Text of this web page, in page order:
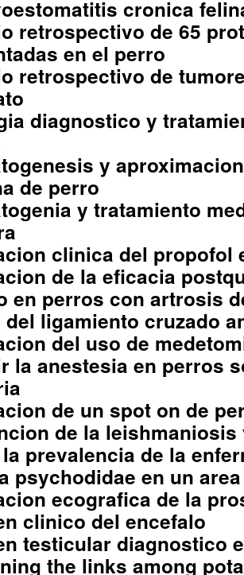
cronica
retrospectivo de 65
en el perro
retrospectivo de
diagnostico y
y
de perro
y tratamiento
clinica del propofol
de la eficacia
en perros con artrosis
del ligamiento cruzado
del uso de
la anestesia en perros
de un spot on de
de la
prevalencia de la
psychodidae en un
ecografica de la
clinico del encefalo
testicular diagnostico
the links among